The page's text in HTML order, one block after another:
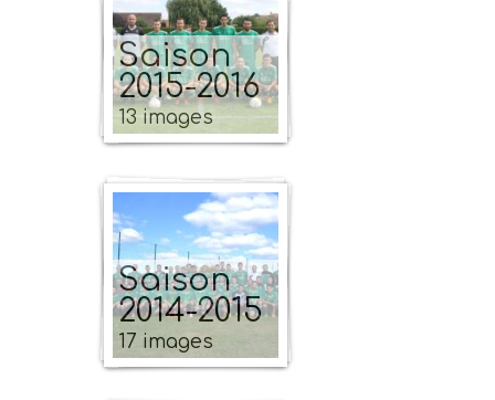
Saison
2015-2016
13 images
Saison
2014-2015
17 images